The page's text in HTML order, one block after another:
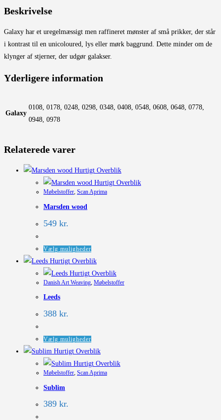
Beskrivelse
Galaxy har et uregelmæssigt men raffineret mønster af små prikker, der står
i kontrast til en unicoloured, lys eller mørk baggrund. Dette minder om de
klynger af stjerner, der udgør galakser.
Yderligere information
Galaxy
0108, 0178, 0248, 0298, 0348, 0408, 0548, 0608, 0648, 0778,
0948, 0978
Relaterede varer
Hurtigt Overblik
Hurtigt Overblik
Møbelstoffer, Scan Aprima
Marsden wood
549 kr.
Vælg mulighederDette
vare
har
flere
vælges
Hurtigt Overblik
Hurtigt Overblik
Danish Art Weaving Møbelstoffer
Leeds
388 kr.
Vælg muligheder
vare
har
flere
Hurtigt Overblik
Hurtigt Overblik
Møbelstoffer, Scan Aprima
Sublim
389 kr.